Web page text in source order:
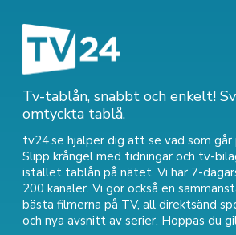
Tv-tablån, snabbt och enkelt!
omtyckta tablå.
tv24.se hjälper dig att se vad som går
Slipp krångel med tidningar och tv-
istället tablån på nätet. Vi har 7-
200 kanaler. Vi gör också en
bästa filmerna på TV, all direktsänd
och nya avsnitt av serier. Hoppas du